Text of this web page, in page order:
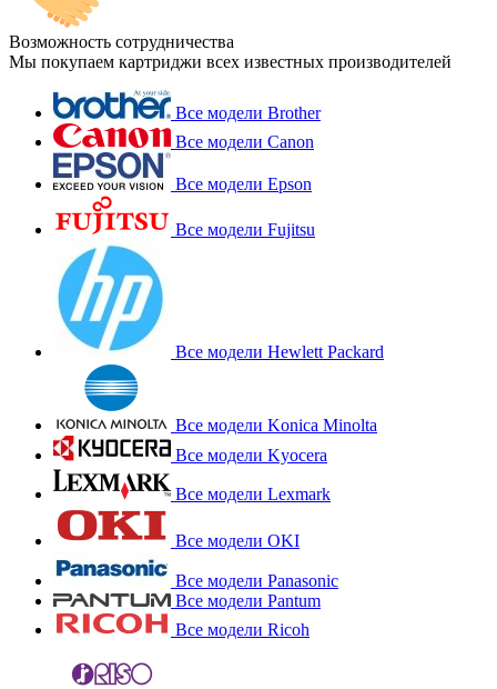
Возможность сотрудничества
Мы покупаем картриджи всех известных производителей
Все модели Brother
Все модели Canon
Все модели Epson
Все модели Fujitsu
Все модели Hewlett Packard
Все модели Konica Minolta
Все модели Kyocera
Все модели Lexmark
Все модели OKI
Все модели Panasonic
Все модели Pantum
Все модели Ricoh